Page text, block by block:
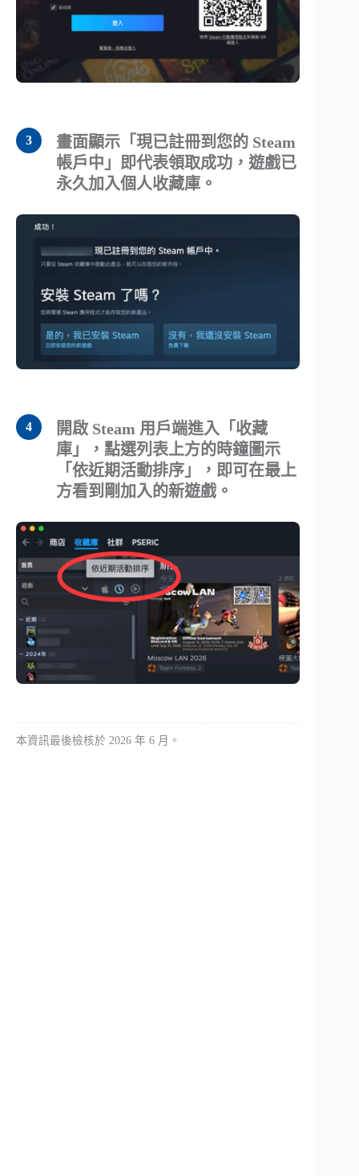
畫面顯示「現已註冊到您的 Steam
帳戶中」即代表領取成功，遊戲已
永久加入個人收藏庫。
開啟 Steam 用戶端進入「收藏
庫」，點選列表上方的時鐘圖示
「依近期活動排序」，即可在最上
方看到剛加入的新遊戲。
本資訊最後檢核於 2026 年 6 月。